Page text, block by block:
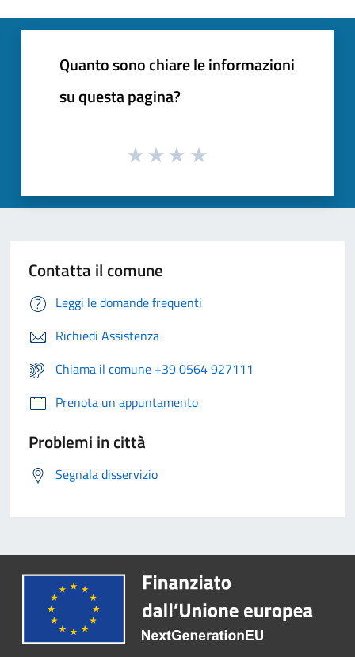
Quanto sono chiare le informazioni
su questa pagina?
Contatta il comune
Leggi le domande frequenti
Richiedi Assistenza
Chiama il comune +39 0564 927111
Prenota un appuntamento
Problemi in città
Segnala disservizio